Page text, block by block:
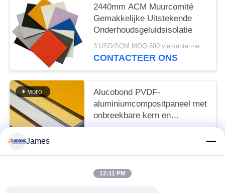
2440mm ACM Muurcomité
Gemakkelijke Uitstekende
Onderhoudsgeluidsisolatie
3 USD/SQM MOQ:600 vierkante meters
CONTACTEER ONS
Alucobond PVDF-
aluminiumcompositpaneel met
onbreekbare kern en
glanzende oppervlakte
James
12:11 PM